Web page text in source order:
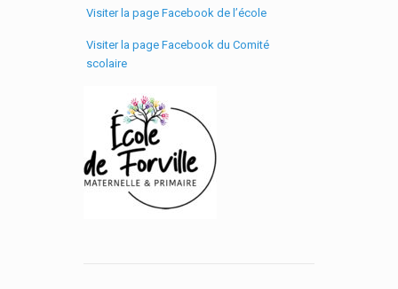
Visiter la page Facebook de l’école
Visiter la page Facebook du Comité
scolaire